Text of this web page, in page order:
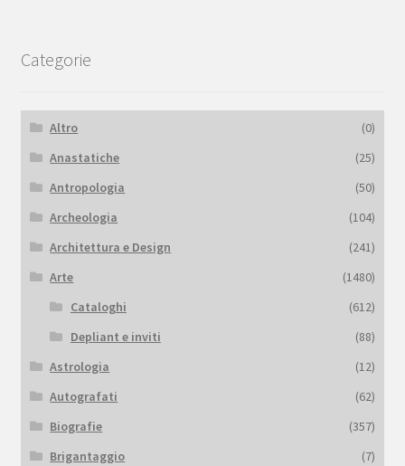
Categorie
Altro
(0)
Anastatiche
(25)
Antropologia
(50)
Archeologia
(104)
Architettura e Design
(241)
Arte
(1480)
Cataloghi
(612)
Depliant e inviti
(88)
Astrologia
(12)
Autografati
(62)
Biografie
(357)
Brigantaggio
(7)